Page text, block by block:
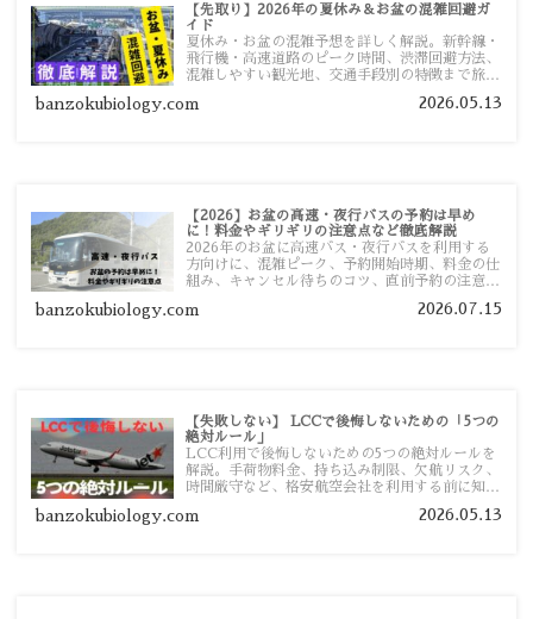
【先取り】2026年の夏休み＆お盆の混雑回避ガ
イド
夏休み・お盆の混雑予想を詳しく解説。新幹線・
飛行機・高速道路のピーク時間、渋滞回避方法、
混雑しやすい観光地、交通手段別の特徴まで旅行
banzokubiology.com 2026.05.13
【2026】お盆の高速・夜行バスの予約は早め
に！料金やギリギリの注意点など徹底解説
2026年のお盆に高速バス・夜行バスを利用する
方向けに、混雑ピーク、予約開始時期、料金の仕
組み、キャンセル待ちのコツ、直前予約の注意点
banzokubiology.com 2026.07.15
【失敗しない】 LCCで後悔しないための「5つの
絶対ルール」
LCC利用で後悔しないための5つの絶対ルールを
解説。手荷物料金、持ち込み制限、欠航リスク、
時間厳守など、格安航空会社を利用する前に知っ
す。
banzokubiology.com 2026.05.13